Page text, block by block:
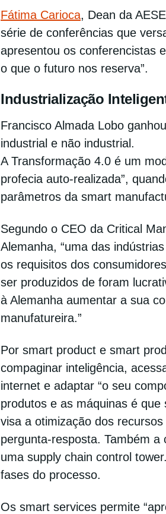
Fátima Carioca, Dean da
série de conferências que
apresentou os conferencistas
o que o futuro nos reserva”.
Industrialização
Francisco Almada Lobo
industrial e não industrial.
A Transformação 4.0 é um
profecia auto-realizada”,
parâmetros da smart
Segundo o CEO da Critical
Alemanha, “uma das
os requisitos dos
ser produzidos de foram
à Alemanha aumentar a sua
manufatureira.”
Por smart product e smart
compaginar inteligência,
internet e adaptar “o seu
produtos e as máquinas é que
visa a otimização dos
pergunta-resposta. Também
uma supply chain control
fases do processo.
Os smart services permite